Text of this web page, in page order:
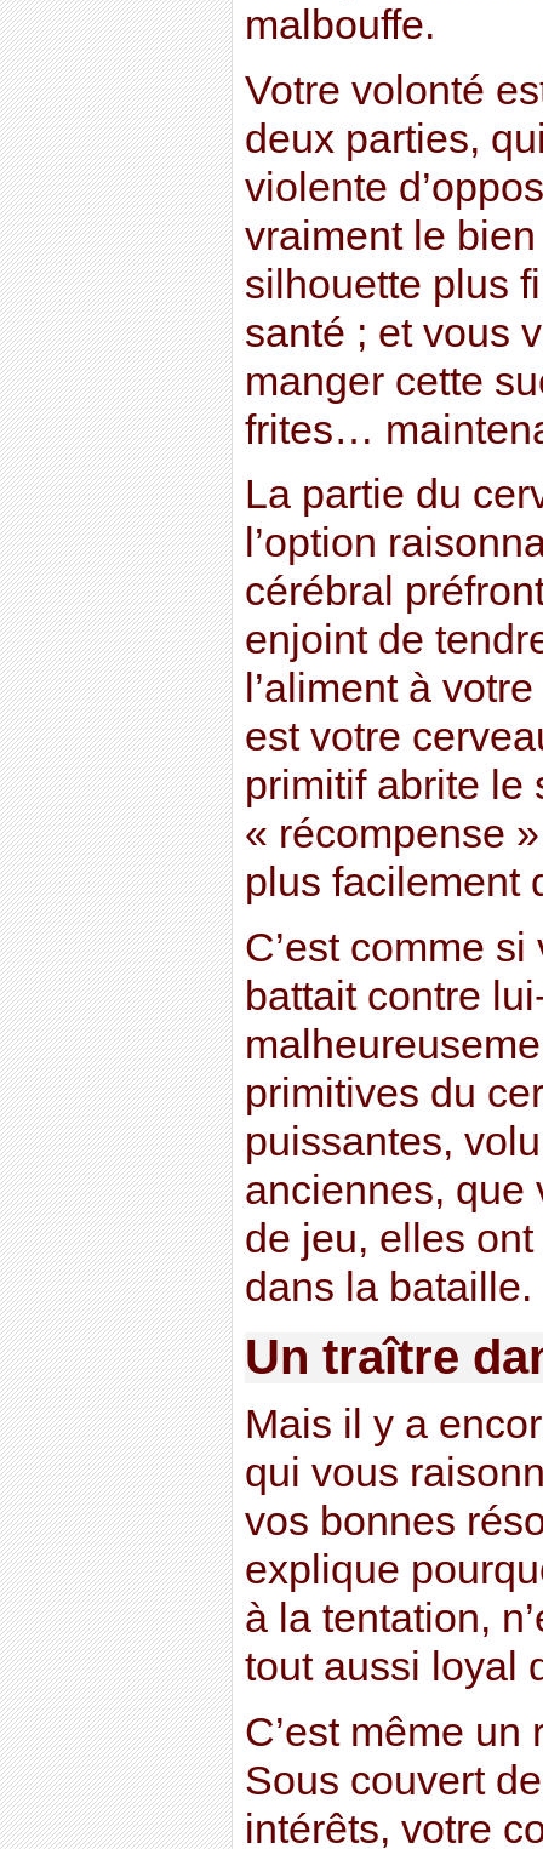
malbouffe.
Votre volonté
deux parties,
violente
vraiment le
silhouette plus
santé ; et vous
manger cette
frites…
La partie du
l’option
cérébral
enjoint de
l’aliment à
est votre
primitif abrite le
« récompense
plus facilement
C’est comme
battait contre
primitives du
puissantes,
anciennes, que
de jeu, elles
dans la bataille.
Un traître
Mais il y a
qui vous
vos bonnes
explique
à la tentation,
tout aussi loyal
C’est même
Sous couvert
intérêts, votre